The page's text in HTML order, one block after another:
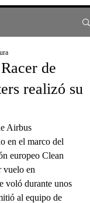
de
realizó su
Airbus
en el marco del
europeo Clean
vuelo en
voló durante unos
al equipo de